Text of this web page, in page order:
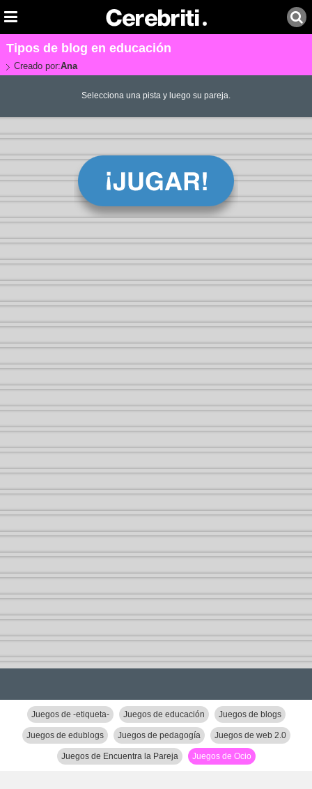
Tipos de blog en educación
Creado por:Ana
Selecciona una pista y luego su pareja.
Juegos de -etiqueta- Juegos de educación Juegos de blogs
Juegos de edublogs Juegos de pedagogía Juegos de web 2.0
Juegos de Encuentra la Pareja Juegos de Ocio